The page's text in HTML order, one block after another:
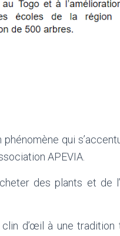
qui
APEVIA.
des plants et de
d’œil à une tradition